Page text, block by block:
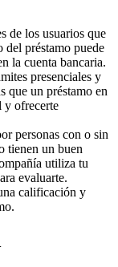
de los usuarios que
del préstamo puede
la cuenta bancaria.
presenciales y
que un préstamo en
y ofrecerte
personas con o sin
tienen un buen
utiliza tu
evaluarte.
calificación y